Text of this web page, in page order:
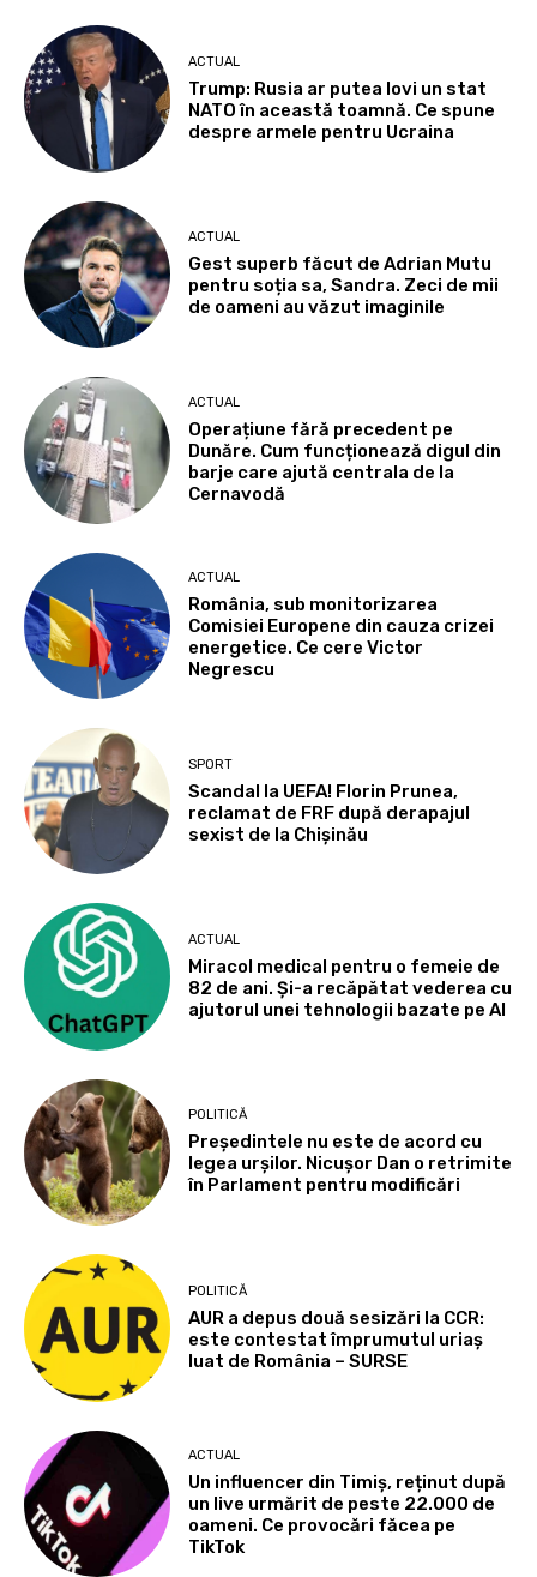
ACTUAL
Trump: Rusia ar putea lovi un stat
NATO în această toamnă. Ce spune
despre armele pentru Ucraina
ACTUAL
Gest superb făcut de Adrian Mutu
pentru soția sa, Sandra. Zeci de mii
de oameni au văzut imaginile
ACTUAL
Operațiune fără precedent pe
Dunăre. Cum funcționează digul din
barje care ajută centrala de la
Cernavodă
ACTUAL
România, sub monitorizarea
Comisiei Europene din cauza crizei
energetice. Ce cere Victor
Negrescu
SPORT
Scandal la UEFA! Florin Prunea,
reclamat de FRF după derapajul
sexist de la Chișinău
ACTUAL
Miracol medical pentru o femeie de
82 de ani. Și-a recăpătat vederea cu
ajutorul unei tehnologii bazate pe AI
POLITICĂ
Președintele nu este de acord cu
legea urșilor. Nicușor Dan o retrimite
în Parlament pentru modificări
POLITICĂ
AUR a depus două sesizări la CCR:
este contestat împrumutul uriaș
luat de România – SURSE
ACTUAL
Un influencer din Timiș, reținut după
un live urmărit de peste 22.000 de
oameni. Ce provocări făcea pe
TikTok